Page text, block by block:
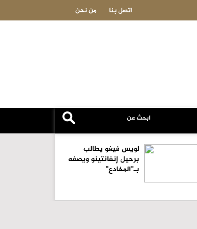
المنتخبات الوطنية تواصل انتصاراتها في جولة غرب آسيا للكرة الطائرة
من نحن اتصل بنا
لويس فيغو يطالب
برحيل إنفانتينو ويصفه
بـ"المخادع"